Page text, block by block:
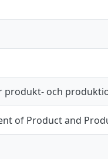
produkt- och
of Product and